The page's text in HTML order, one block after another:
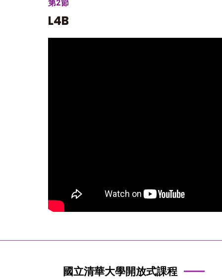
第2節
L4B
國立清華大學開放式課程